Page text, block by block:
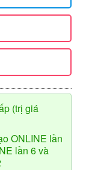
(trị giá
ONLINE lần
lần 6 và